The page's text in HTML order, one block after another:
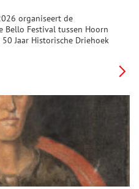
organiseert de
Bello Festival tussen Hoorn
Jaar Historische Driehoek